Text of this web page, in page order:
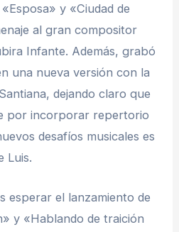
y «Ciudad de
al gran compositor
Infante. Además, grabó
una nueva versión con la
dejando claro que
por incorporar repertorio
desafíos musicales es
Luis.
esperar el lanzamiento de
y «Hablando de traición